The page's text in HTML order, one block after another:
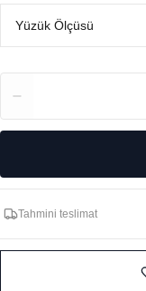
Tahmini teslimat